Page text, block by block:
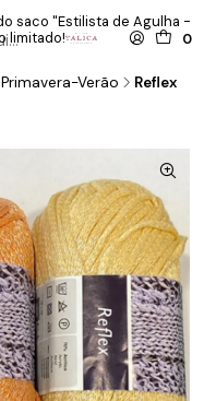
0
saco "Estilista de Agulha -
limitado!
Verão Reflex